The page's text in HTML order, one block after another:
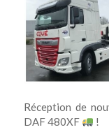
Réception de
DAF 480XF
!